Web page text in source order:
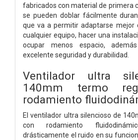
fabricados con material de primera
se pueden doblar fácilmente
que va a permitir adaptarse mejor
cualquier equipo, hacer una
ocupar menos espacio,
excelente seguridad y durabilidad.
Ventilador ultra
140mm termo
rodamiento
El ventilador ultra silencioso de
con rodamiento
drásticamente el ruido en su